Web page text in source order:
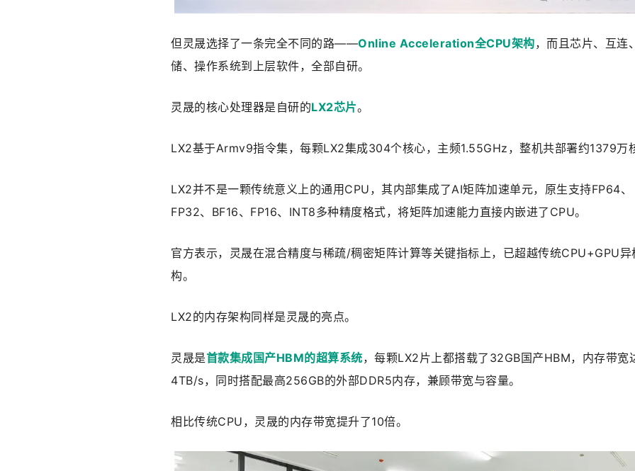
但灵晟选择了一条完全不同的路——Online Acceleration全CPU架构，而且芯片、互连
储、操作系统到上层软件，全部自研。
灵晟的核心处理器是自研的LX2芯片。
LX2基于Armv9指令集，每颗LX2集成304个核心，主频1.55GHz，整机共部署约1379万
LX2并不是一颗传统意义上的通用CPU，其内部集成了AI矩阵加速单元，原生支持FP64、
FP32、BF16、FP16、INT8多种精度格式，将矩阵加速能力直接内嵌进了CPU。
官方表示，灵晟在混合精度与稀疏/稠密矩阵计算等关键指标上，已超越传统CPU+GPU异
构。
LX2的内存架构同样是灵晟的亮点。
灵晟是首款集成国产HBM的超算系统，每颗LX2片上都搭载了32GB国产HBM，内存带宽
4TB/s，同时搭配最高256GB的外部DDR5内存，兼顾带宽与容量。
相比传统CPU，灵晟的内存带宽提升了10倍。